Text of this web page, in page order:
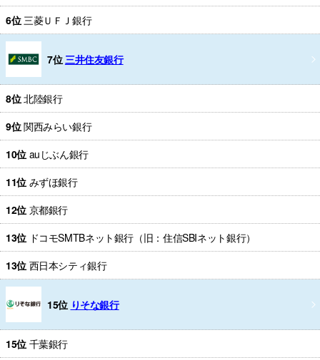
6位 三菱ＵＦＪ銀行
7位 三井住友銀行
8位北陸銀行
9位関西みらい銀行
10位 auじぶん銀行
11位 みずほ銀行
12位 京都銀行
13位 ドコモSMTBネット銀行（旧：住信SBIネット銀行）
13位 西日本シティ銀行
15位 りそな銀行
15位 千葉銀行